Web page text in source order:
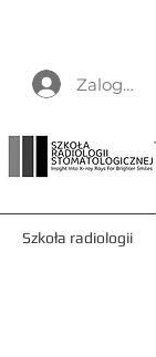
Zaloguj się
Szkoła radiologii